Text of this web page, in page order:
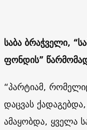
საბა ბრაჭველი,
ფონდის”
“პარტიამ,
დაცვას
ამაყობდა, ყველა